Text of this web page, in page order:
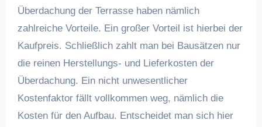
Überdachung der Terrasse haben nämlich
zahlreiche Vorteile. Ein großer Vorteil ist hierbei der
Kaufpreis. Schließlich zahlt man bei Bausätzen nur
die reinen Herstellungs- und Lieferkosten der
Überdachung. Ein nicht unwesentlicher
Kostenfaktor fällt vollkommen weg, nämlich die
Kosten für den Aufbau. Entscheidet man sich hier